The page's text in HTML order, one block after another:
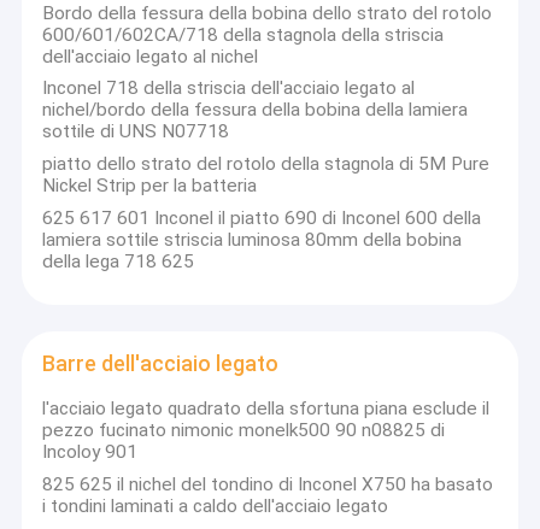
Bordo della fessura della bobina dello strato del rotolo
600/601/602CA/718 della stagnola della striscia
dell'acciaio legato al nichel
Inconel 718 della striscia dell'acciaio legato al
nichel/bordo della fessura della bobina della lamiera
sottile di UNS N07718
piatto dello strato del rotolo della stagnola di 5M Pure
Nickel Strip per la batteria
625 617 601 Inconel il piatto 690 di Inconel 600 della
lamiera sottile striscia luminosa 80mm della bobina
della lega 718 625
Barre dell'acciaio legato
l'acciaio legato quadrato della sfortuna piana esclude il
pezzo fucinato nimonic monelk500 90 n08825 di
Incoloy 901
825 625 il nichel del tondino di Inconel X750 ha basato
i tondini laminati a caldo dell'acciaio legato